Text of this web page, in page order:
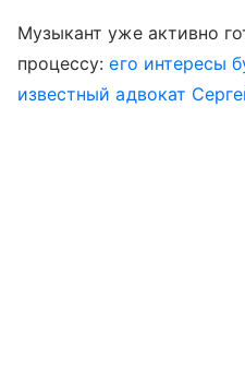
Музыкант уже активно
процессу:его интересы
известный адвокат